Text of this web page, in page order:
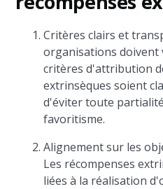
Critères clairs et
organisations doivent
critères d'attribution
extrinsèques soient
d'éviter toute
favoritisme.
Alignement sur les
Les récompenses
liées à la réalisation